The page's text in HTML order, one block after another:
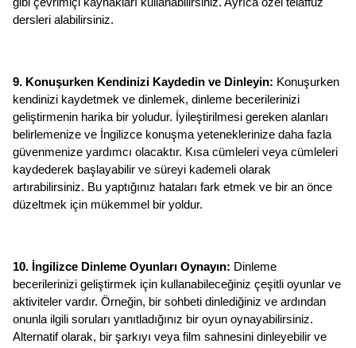
dersleri alabilirsiniz.
9. Konuşurken Kendinizi Kaydedin ve Dinleyin: Konuşurken
kendinizi kaydetmek ve dinlemek, dinleme becerilerinizi
geliştirmenin harika bir yoludur. İyileştirilmesi gereken alanları
belirlemenize ve İngilizce konuşma yeteneklerinize daha fazla
güvenmenize yardımcı olacaktır. Kısa cümleleri veya cümleleri
kaydederek başlayabilir ve süreyi kademeli olarak
artırabilirsiniz. Bu yaptığınız hataları fark etmek ve bir an önce
düzeltmek için mükemmel bir yoldur.
10. İngilizce Dinleme Oyunları Oynayın: Dinleme
becerilerinizi geliştirmek için kullanabileceğiniz çeşitli oyunlar ve
aktiviteler vardır. Örneğin, bir sohbeti dinlediğiniz ve ardından
onunla ilgili soruları yanıtladığınız bir oyun oynayabilirsiniz.
Alternatif olarak, bir şarkıyı veya film sahnesini dinleyebilir ve